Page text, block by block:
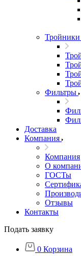
Тройники
Фильтры
Доставка
Компания
Компания
О
ГОСТы
Отзывы
Контакты
Подать заявку
0 Корзина